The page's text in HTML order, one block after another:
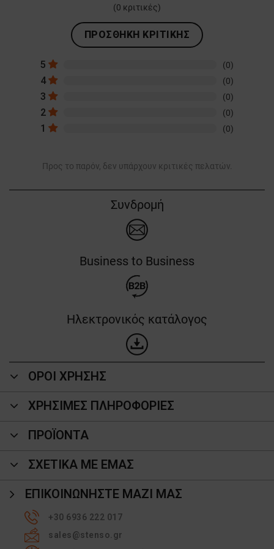
(0 κριτικές)
ΠΡΟΣΘΉΚΗ ΚΡΙΤΙΚΉΣ
5 (0)
4 (0)
3 (0)
2 (0)
1 (0)
Προς το παρόν, δεν υπάρχουν κριτικές πελατών.
Συνδρομή
Business to Business
Ηλεκτρονικός κατάλογος
ΟΡΟΙ ΧΡΗΣΗΣ
ΧΡΗΣΙΜΕΣ ΠΛΗΡΟΦΟΡΙΕΣ
ΠΡΟΪΌΝΤΑ
ΣΧΕΤΙΚΑ ΜΕ ΕΜΑΣ
ΕΠΙΚΟΙΝΩΝΉΣΤΕ ΜΑΖΊ ΜΑΣ
+30 6936 222 017
sales@stenso.gr